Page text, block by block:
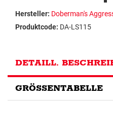
Hersteller: Doberman's
Produktcode: DA-LS115
DETAILL.
GRÖSSENTABELLE